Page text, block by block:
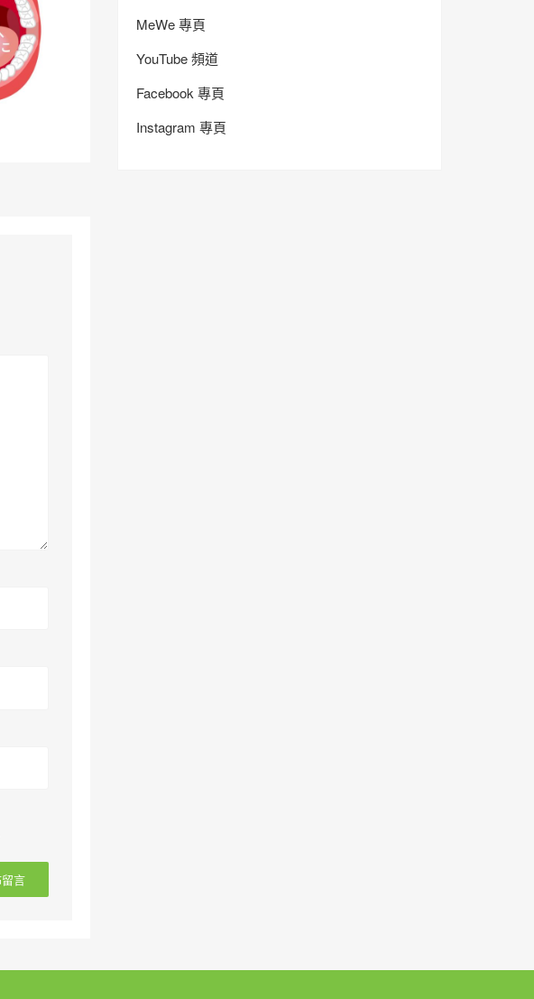
MeWe 專頁
YouTube 頻道
Facebook 專頁
Instagram 專頁